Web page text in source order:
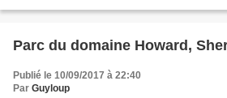
Parc du domaine Howard,
Publié le 10/09/2017 à 22:40
Par Guyloup